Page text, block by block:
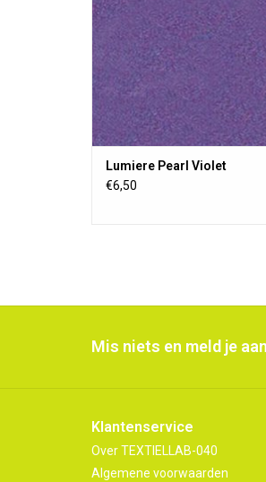
TOEVOEGEN AAN
Lumiere Pearl Violet
€6,50
Mis niets en meld je
Klantenservice
Over TEXTIELLAB-040
Algemene voorwaarden